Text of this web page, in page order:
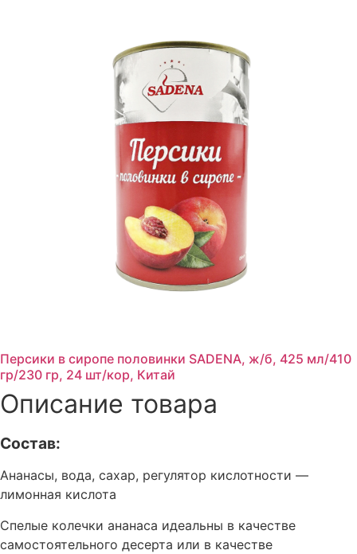
Персики в сиропе половинки SADENA, ж/б, 425 мл/410
гр/230 гр, 24 шт/кор, Китай
Описание товара
Состав:
Ананасы, вода, сахар, регулятор кислотности —
лимонная кислота
Спелые колечки ананаса идеальны в качестве
самостоятельного десерта или в качестве